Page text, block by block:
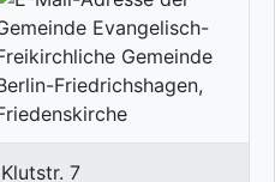
Klutstr. 7